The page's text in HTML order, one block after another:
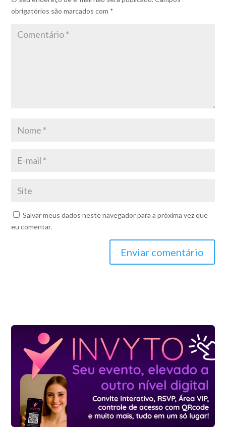
obrigatórios são marcados com *
Salvar meus dados neste navegador para a próxima vez que
eu comentar.
Enviar comentário